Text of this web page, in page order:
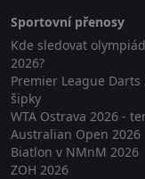
Sportovní přenosy
Kde sledovat
2026?
Premier League Darts
šipky
WTA Ostrava 2026 -
Australian Open 2026
Biatlon v NMnM 2026
ZOH 2026